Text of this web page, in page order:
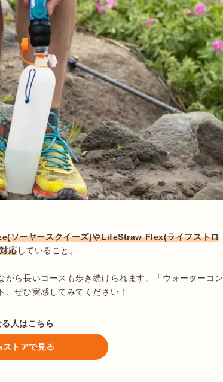
ソーヤースクイーズ)やLifeStraw Flex(ライフストロ
応していること。
ら長いコースも歩き続けられます。「ウォーターコン
ぜひ実感してみてください！
人はこちら
トアで見る